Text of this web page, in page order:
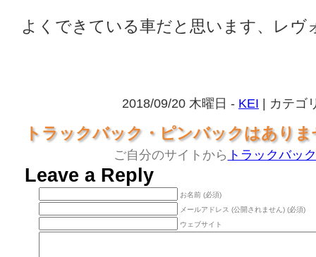
よくできている車だと思います、レヴ
2018/09/20 木曜日 - KEI | カテゴ
トラックバック・ピンバックはあり
ご自分のサイトから トラックバック
Leave a Reply
お名前 (必須)
メールアドレス (公開されません) (必須)
ウェブサイト